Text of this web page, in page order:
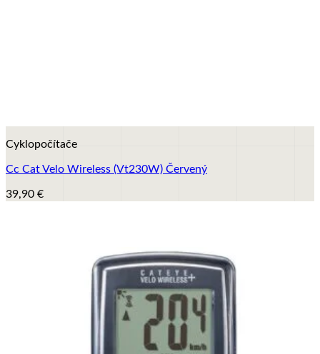
Cyklopočítače
Cc Cat Velo Wireless (Vt230W) Červený
39,90 €